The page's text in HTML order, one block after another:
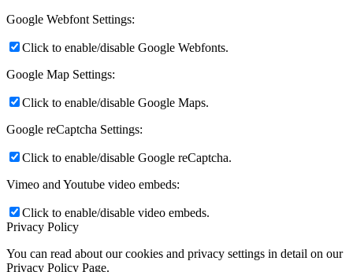
Google Webfont Settings:
Click to enable/disable Google Webfonts.
Google Map Settings:
Click to enable/disable Google Maps.
Google reCaptcha Settings:
Click to enable/disable Google reCaptcha.
Vimeo and Youtube video embeds:
Click to enable/disable video embeds.
Privacy Policy
You can read about our cookies and privacy settings in detail on our
Privacy Policy Page.